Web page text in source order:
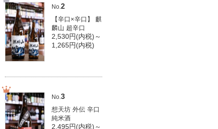
No.2
【辛口×辛口】 麒
麟山 超辛口
2,530円(内税)～
1,265円(内税)
No. 3
想天坊 外伝 辛口
純米酒
2,495円(内税)～